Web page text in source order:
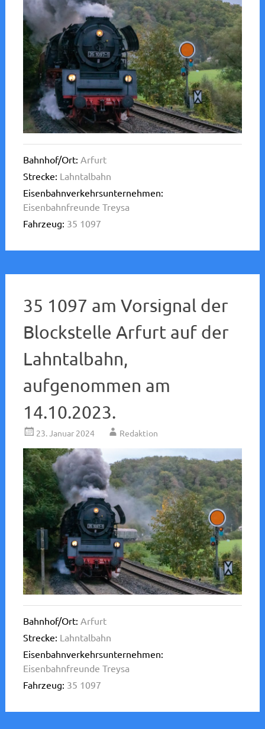
Bahnhof/Ort: Arfurt
Strecke: Lahntalbahn
Eisenbahnverkehrsunternehmen:
Eisenbahnfreunde Treysa
Fahrzeug: 35 1097
35 1097 am Vorsignal der
Blockstelle Arfurt auf der
Lahntalbahn,
aufgenommen am
14.10.2023.
23. Januar 2024 Redaktion
Bahnhof/Ort: Arfurt
Strecke: Lahntalbahn
Eisenbahnverkehrsunternehmen:
Eisenbahnfreunde Treysa
Fahrzeug: 35 1097